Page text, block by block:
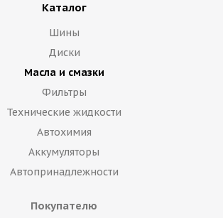
Каталог
Шины
Диски
Масла и смазки
Фильтры
Технические жидкости
Автохимия
Аккумуляторы
Автопринадлежности
Покупателю